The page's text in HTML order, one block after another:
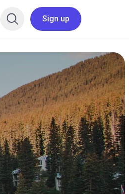
dark mode
Sign up